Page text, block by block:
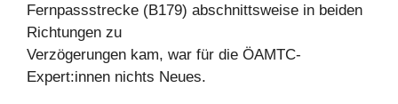
Fernpassstrecke (B179) abschnittsweise in beiden
Richtungen zu
Verzögerungen kam, war für die ÖAMTC-
Expert:innen nichts Neues.